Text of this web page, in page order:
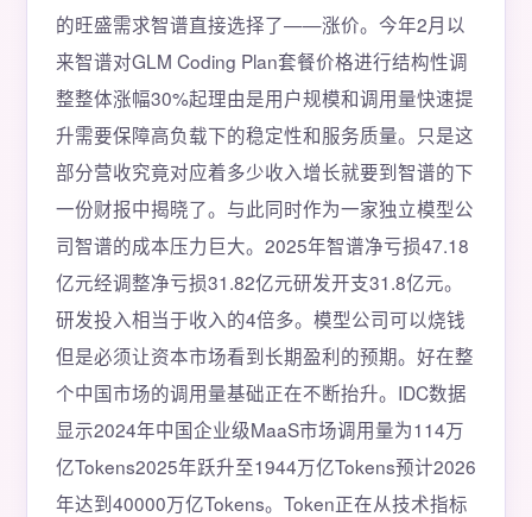
的旺盛需求智谱直接选择了——涨价。今年2月以
来智谱对GLM Coding Plan套餐价格进行结构性调
整整体涨幅30%起理由是用户规模和调用量快速提
升需要保障高负载下的稳定性和服务质量。只是这
部分营收究竟对应着多少收入增长就要到智谱的下
一份财报中揭晓了。与此同时作为一家独立模型公
司智谱的成本压力巨大。2025年智谱净亏损47.18
亿元经调整净亏损31.82亿元研发开支31.8亿元。
研发投入相当于收入的4倍多。模型公司可以烧钱
但是必须让资本市场看到长期盈利的预期。好在整
个中国市场的调用量基础正在不断抬升。IDC数据
显示2024年中国企业级MaaS市场调用量为114万
亿Tokens2025年跃升至1944万亿Tokens预计2026
年达到40000万亿Tokens。Token正在从技术指标